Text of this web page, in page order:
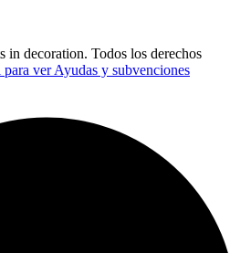
in decoration. Todos los derechos
ver Ayudas y subvenciones